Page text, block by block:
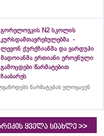
გორელოვკის N2 სკოლის
კურსდამთავრებულებმა -
ლევონ ქურქჩიანმა და ვარდუჰი
მადოიანმა ერთიანი ეროვნული
გამოცდები წარმატებით
ჩააბარეს
წარმატებას ულოცავენ
ყველა სიახლე >>